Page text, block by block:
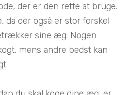
der er den rette at bruge.
der også er stor forskel
sine æg. Nogen
mens andre bedst kan